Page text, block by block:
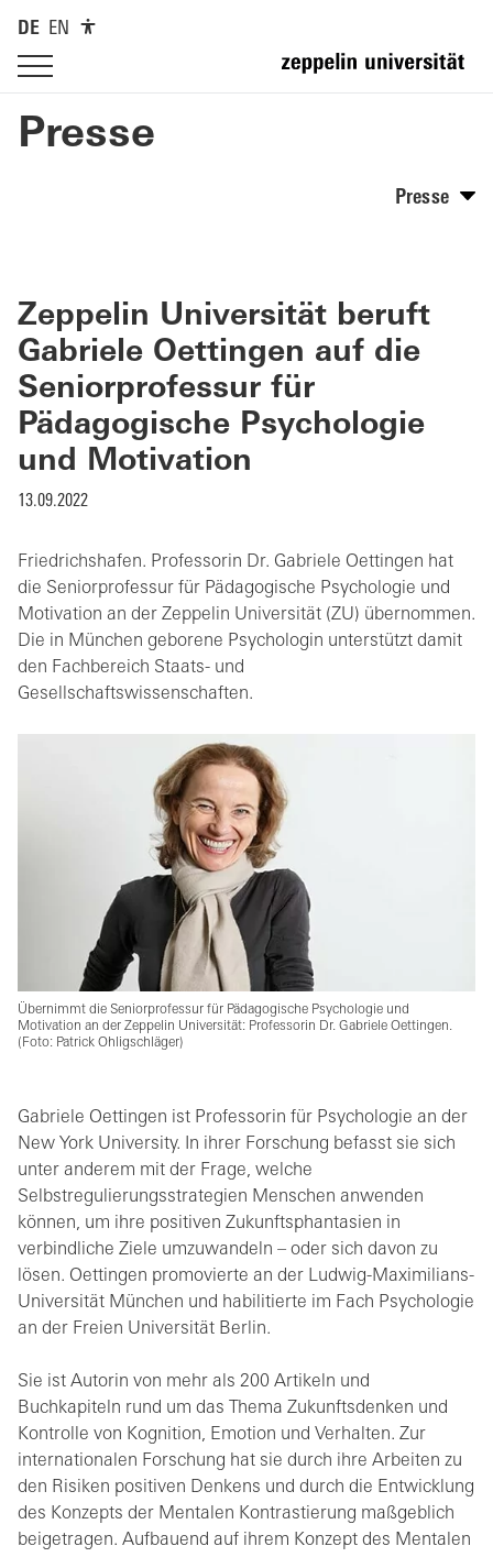
DE EN
Presse
Presse
Zeppelin Universität beruft
Gabriele Oettingen auf die
Seniorprofessur für
Pädagogische Psychologie
und Motivation
13.09.2022
Friedrichshafen. Professorin Dr. Gabriele Oettingen hat
die Seniorprofessur für Pädagogische Psychologie und
Motivation an der Zeppelin Universität (ZU) übernommen.
Die in München geborene Psychologin unterstützt damit
den Fachbereich Staats- und
Gesellschaftswissenschaften.
Übernimmt die Seniorprofessur für Pädagogische Psychologie und
Motivation an der Zeppelin Universität: Professorin Dr. Gabriele Oettingen.
(Foto: Patrick Ohligschläger)
Gabriele Oettingen ist Professorin für Psychologie an der
New York University. In ihrer Forschung befasst sie sich
unter anderem mit der Frage, welche
Selbstregulierungsstrategien Menschen anwenden
können, um ihre positiven Zukunftsphantasien in
verbindliche Ziele umzuwandeln – oder sich davon zu
lösen. Oettingen promovierte an der Ludwig-Maximilians-
Universität München und habilitierte im Fach Psychologie
an der Freien Universität Berlin.
Sie ist Autorin von mehr als 200 Artikeln und
Buchkapiteln rund um das Thema Zukunftsdenken und
Kontrolle von Kognition, Emotion und Verhalten. Zur
internationalen Forschung hat sie durch ihre Arbeiten zu
den Risiken positiven Denkens und durch die Entwicklung
des Konzepts der Mentalen Kontrastierung maßgeblich
beigetragen. Aufbauend auf ihrem Konzept des Mentalen